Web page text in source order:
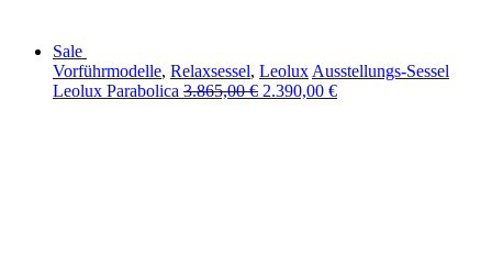
Sale
Vorführmodelle, Relaxsessel, Leolux Ausstellungs-Sessel
Leolux Parabolica 3.865,00€ 2.390,00 €